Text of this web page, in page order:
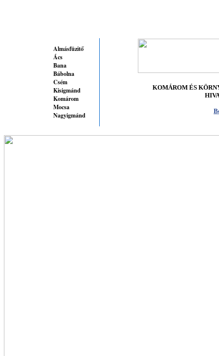
Almásfüzitő
Ács
Bana
Bábolna
Csém
Kisigmánd
Komárom
Mocsa
Nagyigmánd
KOMÁROM ÉS